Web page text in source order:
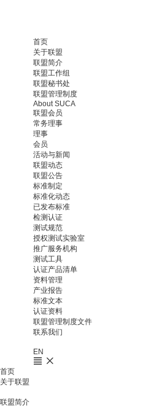
首页
关于联盟
联盟简介
联盟工作组
联盟秘书处
联盟管理制度
About SUCA
联盟会员
常务理事
理事
会员
活动与新闻
联盟动态
联盟公告
标准制定
标准化动态
已发布标准
检测认证
测试规范
授权测试实验室
推广服务机构
测试工具
认证产品清单
资料管理
产业报告
标准文本
认证资料
联盟管理制度文件
联系我们
EN
首页
关于联盟
联盟简介